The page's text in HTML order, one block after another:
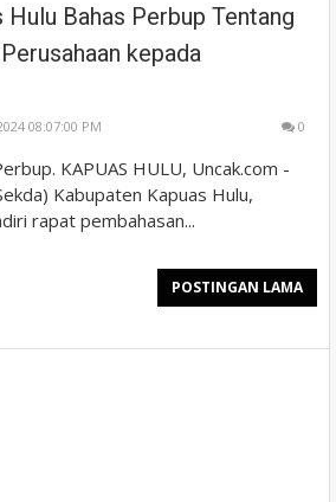
Hulu Bahas Perbup Tentang
kepada
08:07:00 PM 0
KAPUAS HULU, Uncak.com -
Kabupaten Kapuas Hulu,
rapat pembahasan...
POSTINGAN LAMA